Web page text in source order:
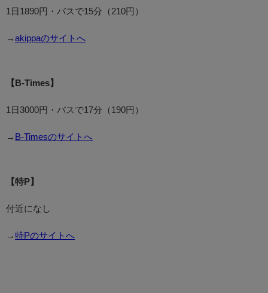
1日1890円・バスで15分（210円）
→ akippaのサイトへ
【B-Times】
1日3000円・バスで17分（190円）
→ B-Timesのサイトへ
【特P】
付近になし
→ 特Pのサイトへ